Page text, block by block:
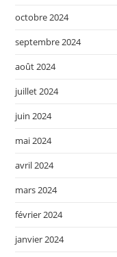
octobre 2024
septembre 2024
août 2024
juillet 2024
juin 2024
mai 2024
avril 2024
mars 2024
février 2024
janvier 2024